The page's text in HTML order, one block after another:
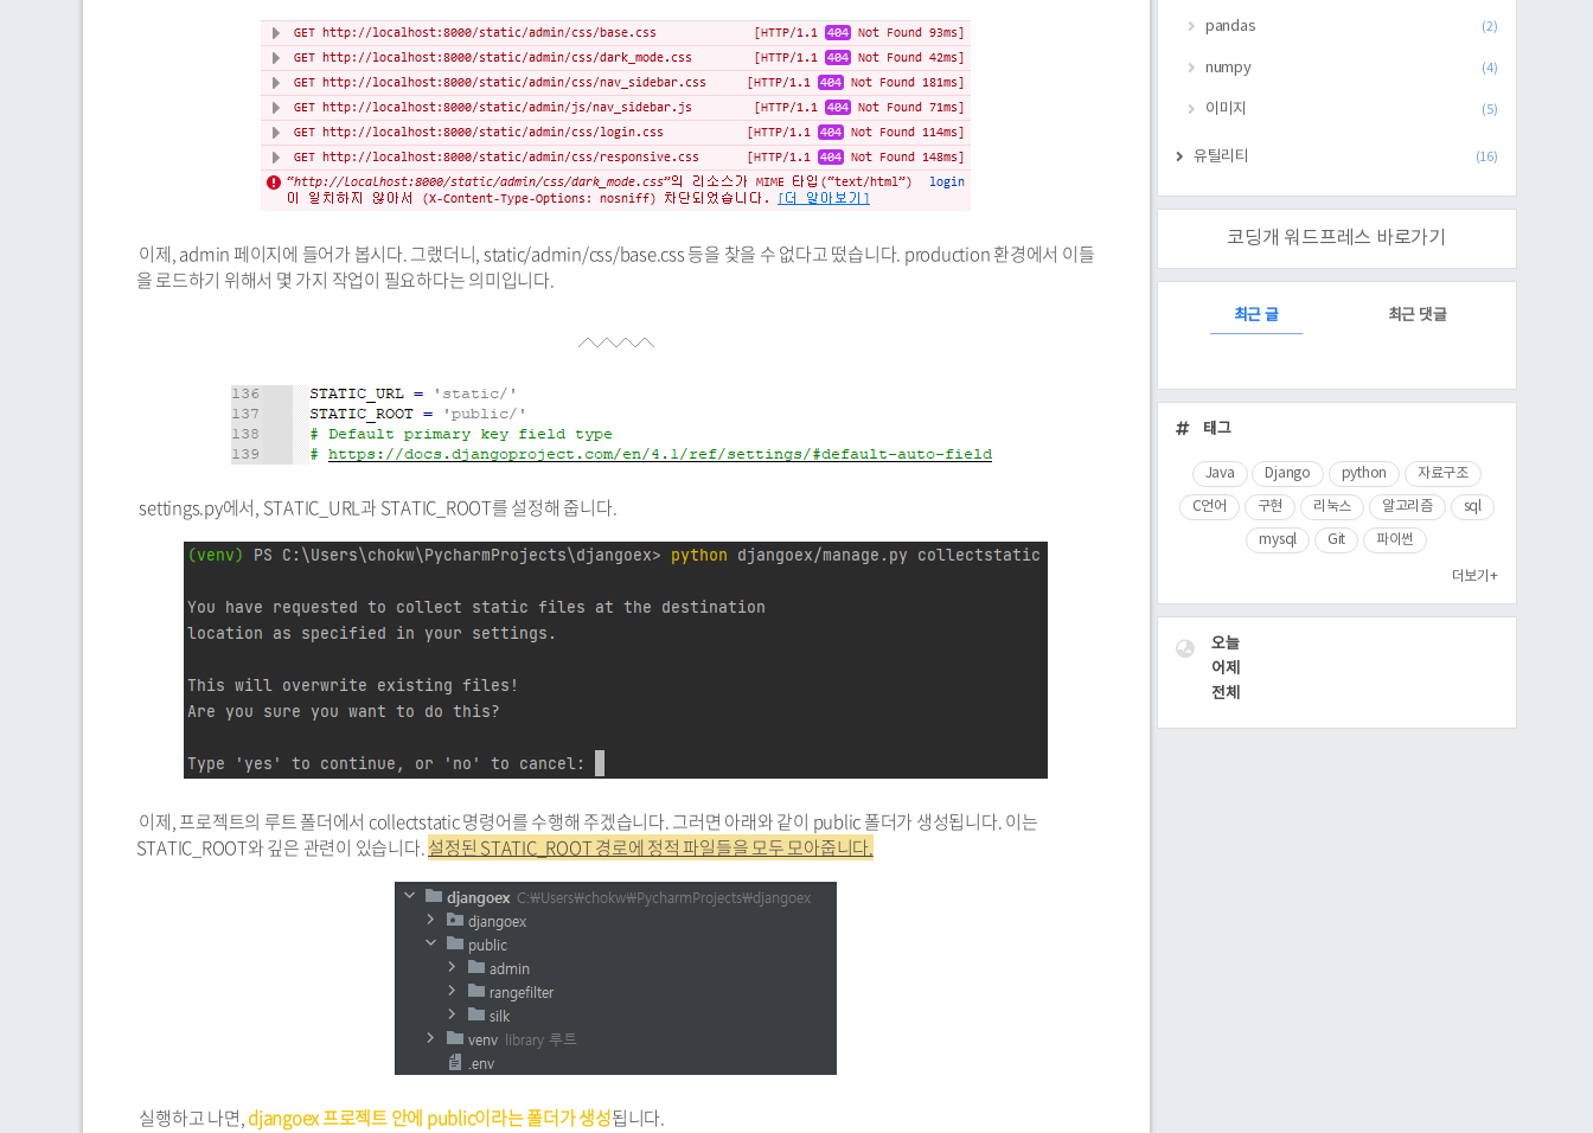
이제, admin 페이지에 들어가 봅시다. 그랬더니, static/admin/css/base.css 등을 찾을 수 없다고 떴습니다. production 환경에서 이들
을 로드하기 위해서 몇 가지 작업이 필요하다는 의미입니다.
settings.py에서, STATIC_URL과 STATIC_ROOT를 설정해 줍니다.
이제, 프로젝트의 루트 폴더에서 collectstatic 명령어를 수행해 주겠습니다. 그러면 아래와 같이 public 폴더가 생성됩니다. 이는
STATIC_ROOT와 깊은 관련이 있습니다.설정된 STATIC_ROOT 경로에 정적 파일들을 모두 모아줍니다.
실행하고 나면,djangoex 프로젝트 안에 public이라는 폴더가 생성됩니다.
pandas (2)
numpy (4)
이미지 (5)
유틸리티 (16)
코딩개 워드프레스 바로가기
RECENTLY최근 글 최근 댓글
근
글
태그
Java Django python 자료구조
C언어 구현 리눅스 알고리즘 sql
mysql Git 파이썬
더보기+
VISITOR오늘
어제
전체